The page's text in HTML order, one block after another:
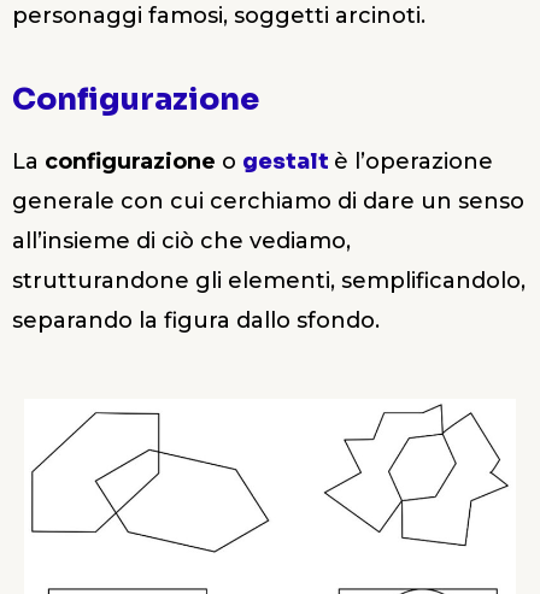
personaggi famosi, soggetti arcinoti.
Configurazione
La configurazione o gestalt è l’operazione
generale con cui cerchiamo di dare un senso
all’insieme di ciò che vediamo,
strutturandone gli elementi, semplificandolo,
separando la figura dallo sfondo.